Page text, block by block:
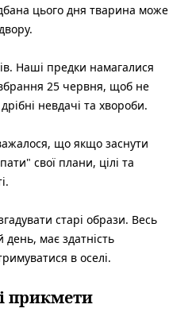
цього дня тварина може
Наші предки намагалися
25 червня, щоб не
невдачі та хвороби.
що якщо заснути
свої плани, цілі та
старі образи. Весь
має здатність
в оселі.
прикмети